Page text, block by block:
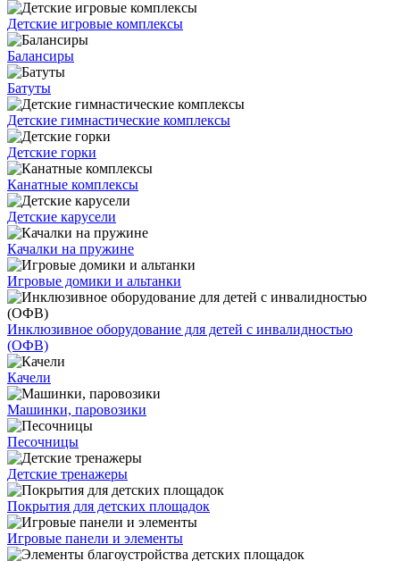
Детские игровые комплексы
Балансиры
Батуты
Детские гимнастические комплексы
Детские горки
Канатные комплексы
Детские карусели
Качалки на пружине
Игровые домики и альтанки
Инклюзивное оборудование для детей с инвалидностью
(ОФВ)
Качели
Машинки, паровозики
Песочницы
Детские тренажеры
Покрытия для детских площадок
Игровые панели и элементы